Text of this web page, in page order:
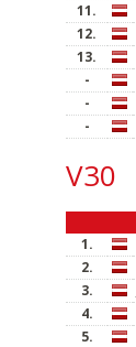
11.
12.
13.
-
-
-
V30
1.
2.
3.
4.
5.